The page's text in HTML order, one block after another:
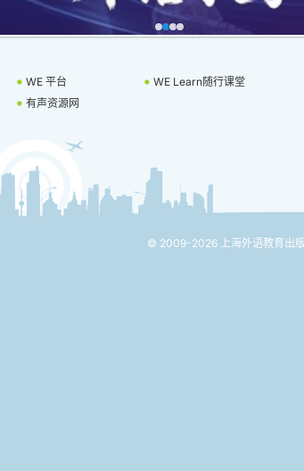
WE 平台 WE Learn随行课堂
有声资源网
© 2009-2026 上海外语教育出